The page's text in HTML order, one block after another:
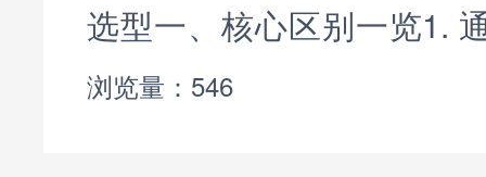
选型一、核心区别一览1.
构：标准化泵、阀、油箱
浏览量：546